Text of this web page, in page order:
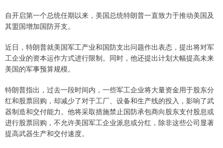
自开启第一个总统任期以来，美国总统特朗普一直致力于推动美国及
其盟国增加国防开支。
近日，特朗普就美国军工产业和国防支出问题作出表态，提出将对军
工企业的资本运作方式进行限制。同时，他还提出计划大幅提高未来
美国的军事预算规模。
特朗普指出，过去一段时间内，一些军工企业将大量资金用于股东分
红和股票回购，却减少了对于工厂、设备和生产线的投入，影响了武
器制造和交付能力。他将采取措施禁止国防承包商向股东支付股息或
进行股票回购，不允许美国军工企业派息或分红，除非这些公司显著
提高武器生产和交付速度。